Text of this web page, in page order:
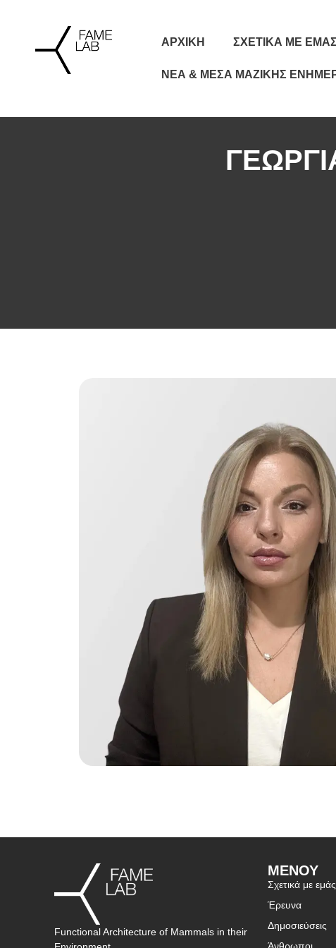
ΑΡΧΙΚΗ ΣΧΕΤΙΚΆ ΜΕ ΕΜΆΣ
ΝΈΑ & ΜΈΣΑ ΜΑΖΙΚΉΣ
Functional Architecture of Mammals in their
ΜΕΝΟΥ
Σχετικά με εμάς
Έρευνα
Δημοσιεύσεις
Άνθρωποι